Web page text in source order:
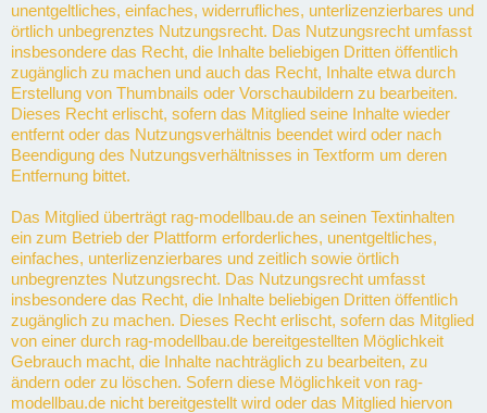
unentgeltliches, einfaches, widerrufliches, unterlizenzierbares und
örtlich unbegrenztes Nutzungsrecht. Das Nutzungsrecht umfasst
insbesondere das Recht, die Inhalte beliebigen Dritten öffentlich
zugänglich zu machen und auch das Recht, Inhalte etwa durch
Erstellung von Thumbnails oder Vorschaubildern zu bearbeiten.
Dieses Recht erlischt, sofern das Mitglied seine Inhalte wieder
entfernt oder das Nutzungsverhältnis beendet wird oder nach
Beendigung des Nutzungsverhältnisses in Textform um deren
Entfernung bittet.
Das Mitglied überträgt rag-modellbau.de an seinen Textinhalten
ein zum Betrieb der Plattform erforderliches, unentgeltliches,
einfaches, unterlizenzierbares und zeitlich sowie örtlich
unbegrenztes Nutzungsrecht. Das Nutzungsrecht umfasst
insbesondere das Recht, die Inhalte beliebigen Dritten öffentlich
zugänglich zu machen. Dieses Recht erlischt, sofern das Mitglied
von einer durch rag-modellbau.de bereitgestellten Möglichkeit
Gebrauch macht, die Inhalte nachträglich zu bearbeiten, zu
ändern oder zu löschen. Sofern diese Möglichkeit von rag-
modellbau.de nicht bereitgestellt wird oder das Mitglied hiervon